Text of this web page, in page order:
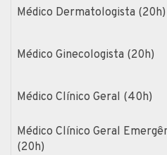
Médico Dermatologista (20h)
Médico Ginecologista (20h)
Médico Clínico Geral (40h)
Médico Clínico Geral
(20h)